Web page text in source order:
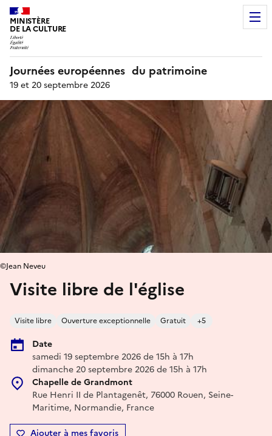
MINISTÈRE
DE LA CULTURE
Journées européennes du patrimoine
19 et 20 septembre 2026
Visite libre de l'église
Visite libre Ouverture exceptionnelle Gratuit +5
Date
samedi 19 septembre 2026 de 15h à 17h
dimanche 20 septembre 2026 de 15h à 17h
Chapelle de Grandmont
Rue Henri II de Plantagenêt, 76000 Rouen, Seine-
Maritime, Normandie, France
Ajouter à mes favoris
©Jean Neveu